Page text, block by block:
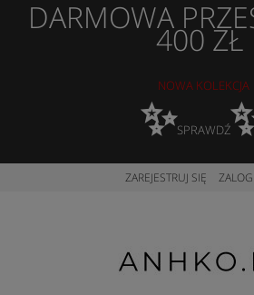
DARMOWA
400 ZŁ
NOWA KOLEKCJA
✨SPRAWDŹ
ZAREJESTRUJ SIĘ